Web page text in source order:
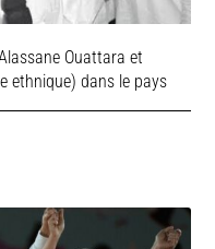
Ouattara et
ethnique) dans le pays